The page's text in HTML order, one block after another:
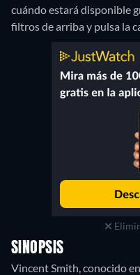
cuándo estará disponible
filtros de arriba y pulsa la
SINOPSIS
Vincent Smith, conocido